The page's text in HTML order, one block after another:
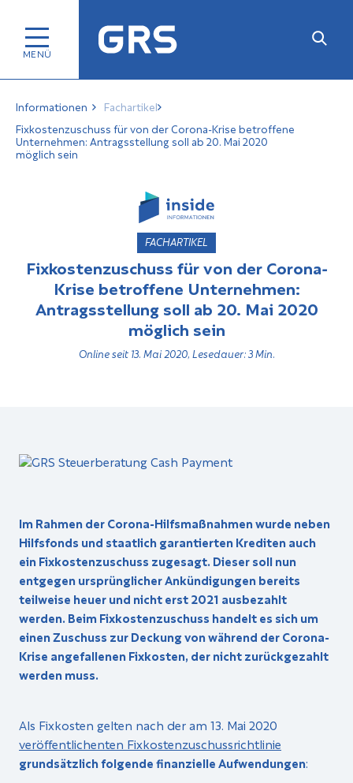
Informationen
Fachartikel
Fixkostenzuschuss für von der Corona-Krise betroffene
Unternehmen: Antragsstellung soll ab 20. Mai 2020
möglich sein
FACHARTIKEL
Fixkostenzuschuss für von der Corona-
Krise betroffene Unternehmen:
Antragsstellung soll ab 20. Mai 2020
möglich sein
Online seit 13. Mai 2020, Lesedauer: 3 Min.
Im Rahmen der Corona-Hilfsmaßnahmen wurde neben
Hilfsfonds und staatlich garantierten Krediten auch
ein Fixkostenzuschuss zugesagt. Dieser soll nun
entgegen ursprünglicher Ankündigungen bereits
teilweise heuer und nicht erst 2021 ausbezahlt
werden. Beim Fixkostenzuschuss handelt es sich um
einen Zuschuss zur Deckung von während der Corona-
Krise angefallenen Fixkosten, der nicht zurückgezahlt
werden muss.
Als Fixkosten gelten nach der am 13. Mai 2020
veröffentlichenten Fixkostenzuschussrichtlinie
grundsätzlich folgende finanzielle Aufwendungen: